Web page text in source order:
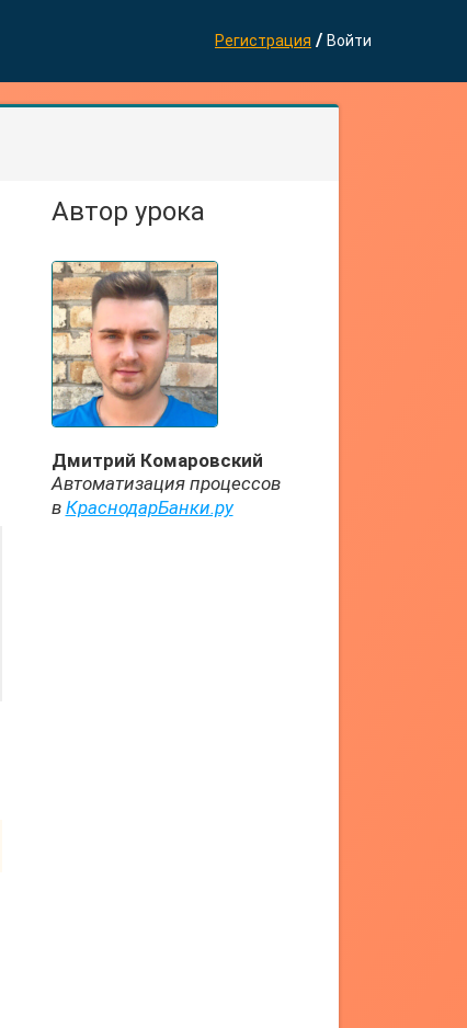
Регистрация / Войти
Автор урока
Дмитрий Комаровский
Автоматизация процессов
в КраснодарБанки.ру